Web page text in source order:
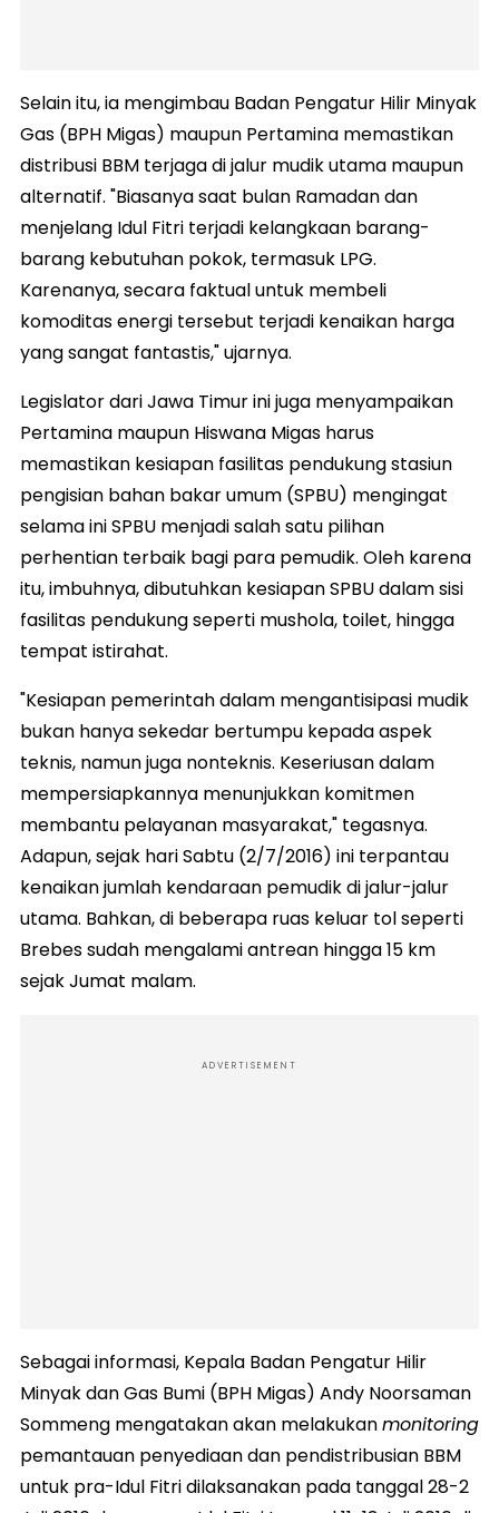
Selain itu, ia mengimbau Badan Pengatur Hilir Minyak
Gas (BPH Migas) maupun Pertamina memastikan
distribusi BBM terjaga di jalur mudik utama maupun
alternatif. "Biasanya saat bulan Ramadan dan
menjelang Idul Fitri terjadi kelangkaan barang-
barang kebutuhan pokok, termasuk LPG.
Karenanya, secara faktual untuk membeli
komoditas energi tersebut terjadi kenaikan harga
yang sangat fantastis," ujarnya.
Legislator dari Jawa Timur ini juga menyampaikan
Pertamina maupun Hiswana Migas harus
memastikan kesiapan fasilitas pendukung stasiun
pengisian bahan bakar umum (SPBU) mengingat
selama ini SPBU menjadi salah satu pilihan
perhentian terbaik bagi para pemudik. Oleh karena
itu, imbuhnya, dibutuhkan kesiapan SPBU dalam sisi
fasilitas pendukung seperti mushola, toilet, hingga
tempat istirahat.
"Kesiapan pemerintah dalam mengantisipasi mudik
bukan hanya sekedar bertumpu kepada aspek
teknis, namun juga nonteknis. Keseriusan dalam
mempersiapkannya menunjukkan komitmen
membantu pelayanan masyarakat," tegasnya.
Adapun, sejak hari Sabtu (2/7/2016) ini terpantau
kenaikan jumlah kendaraan pemudik di jalur-jalur
utama. Bahkan, di beberapa ruas keluar tol seperti
Brebes sudah mengalami antrean hingga 15 km
sejak Jumat malam.
ADVERTISEMENT
Sebagai informasi, Kepala Badan Pengatur Hilir
Minyak dan Gas Bumi (BPH Migas) Andy Noorsaman
Sommeng mengatakan akan melakukanmonitoring
pemantauan penyediaan dan pendistribusian BBM
untuk pra-Idul Fitri dilaksanakan pada tanggal 28-2